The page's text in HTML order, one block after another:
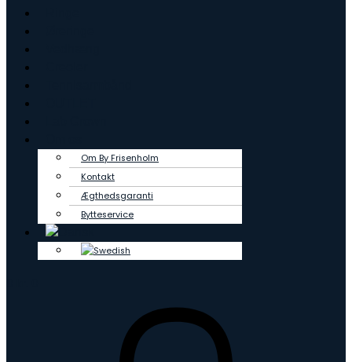
Om By Frisenholm
Kontakt
Ægthedsgaranti
Bytteservice